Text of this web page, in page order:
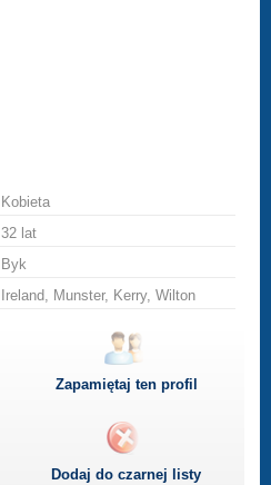
Kobieta
32 lat
Byk
Ireland, Munster, Kerry, Wilton
Zapamiętaj ten profil
Dodaj do czarnej listy